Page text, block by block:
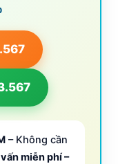
– Không cần
miễn phí –